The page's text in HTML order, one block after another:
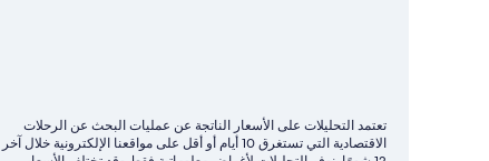
الأقل
تعتمد التحليلات على الأسعار الناتجة عن عمليات البحث عن الرحلات
الاقتصادية التي تستغرق 10 أيام أو أقل على مواقعنا الإلكترونية خلال آخر